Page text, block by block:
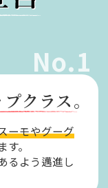
No.1
クラス。
ーモやグーグ
。
るよう邁進し